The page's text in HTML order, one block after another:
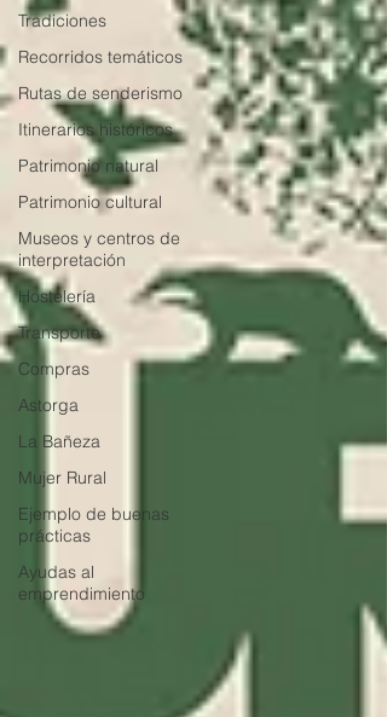
Tradiciones
Recorridos temáticos
Rutas de senderismo
Itinerarios históricos
Patrimonio natural
Patrimonio cultural
Museos y centros de
interpretación
Hostelería
Transporte
Compras
Astorga
La Bañeza
Mujer Rural
Ejemplo de buenas
prácticas
Ayudas al
emprendimiento